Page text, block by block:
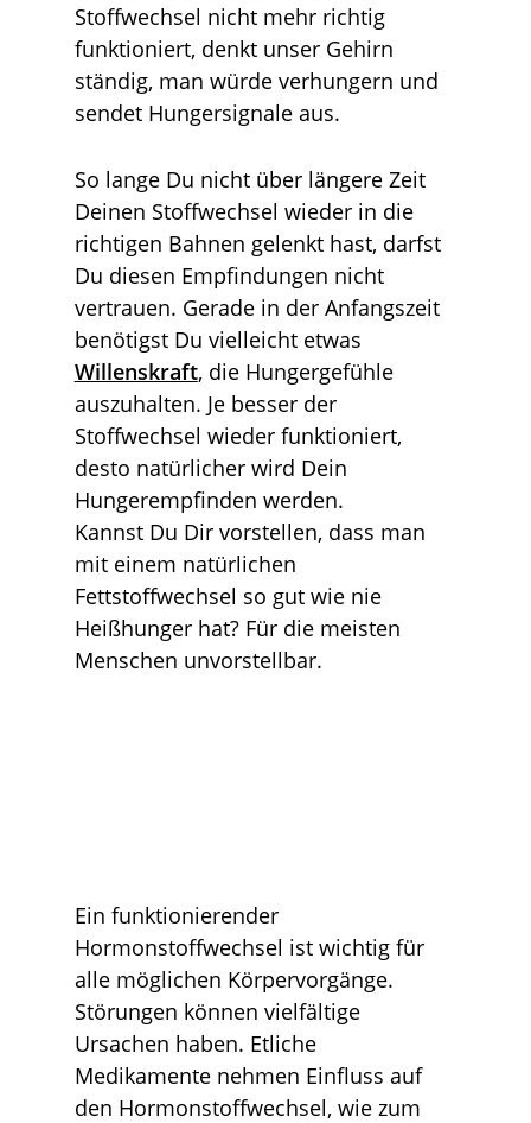
Stoffwechsel nicht mehr richtig
funktioniert, denkt unser Gehirn
ständig, man würde verhungern und
sendet Hungersignale aus.
So lange Du nicht über längere Zeit
Deinen Stoffwechsel wieder in die
richtigen Bahnen gelenkt hast, darfst
Du diesen Empfindungen nicht
vertrauen. Gerade in der Anfangszeit
benötigst Du vielleicht etwas
Willenskraft, die Hungergefühle
auszuhalten. Je besser der
Stoffwechsel wieder funktioniert,
desto natürlicher wird Dein
Hungerempfinden werden.
Kannst Du Dir vorstellen, dass man
mit einem natürlichen
Fettstoffwechsel so gut wie nie
Heißhunger hat? Für die meisten
Menschen unvorstellbar.
Ein funktionierender
Hormonstoffwechsel ist wichtig für
alle möglichen Körpervorgänge.
Störungen können vielfältige
Ursachen haben. Etliche
Medikamente nehmen Einfluss auf
den Hormonstoffwechsel, wie zum